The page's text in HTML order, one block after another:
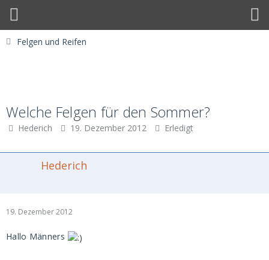
Felgen und Reifen
Welche Felgen für den Sommer?
Hederich 19. Dezember 2012 Erledigt
Hederich
19. Dezember 2012
Hallo Männers